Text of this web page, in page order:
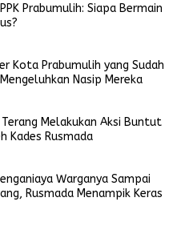
Prabumulih: Siapa Bermain
Kota Prabumulih yang Sudah
Nasip Mereka
Melakukan Aksi Buntut
Kades Rusmada
Warganya Sampai
Rusmada Menampik Keras